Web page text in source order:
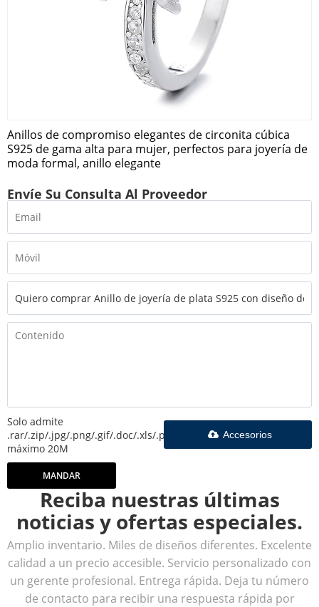
Anillos de compromiso elegantes de circonita cúbica
S925 de gama alta para mujer, perfectos para joyería de
moda formal, anillo elegante
Envíe Su Consulta Al Proveedor
Solo admite
.rar/.zip/.jpg/.png/.gif/.doc/.xls/.pdf,
máximo 20M
Accesorios
MANDAR
Reciba nuestras últimas
noticias y ofertas especiales.
Amplio inventario. Miles de diseños diferentes. Excelente
calidad a un precio accesible. Servicio personalizado con
un gerente profesional. Entrega rápida. Deja tu número
de contacto para recibir una respuesta rápida por